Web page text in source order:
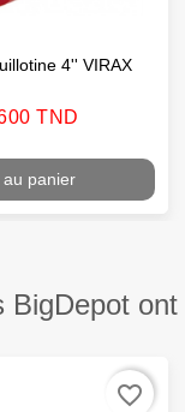
4'' VIRAX
TND
panier
BigDepot
favorite_border